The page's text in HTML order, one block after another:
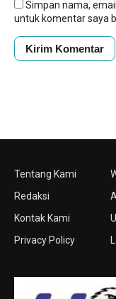
Simpan nama,
untuk komentar saya
Tentang Kami
Redaksi
Kontak Kami
Privacy Policy